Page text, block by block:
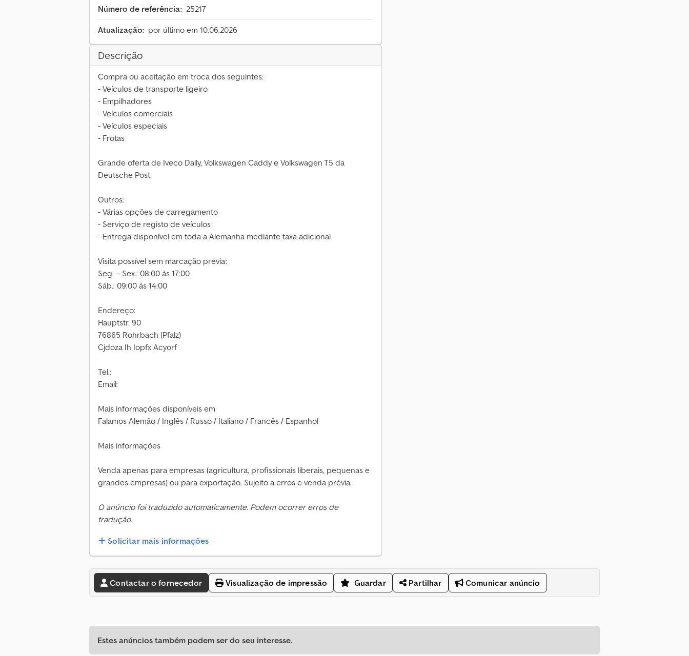
Número de referência: 25217
Atualização: por último em 10.06.2026
Descrição
Compra ou aceitação em troca dos seguintes:
- Veículos de transporte ligeiro
- Empilhadores
- Veículos comerciais
- Veículos especiais
- Frotas
Grande oferta de Iveco Daily, Volkswagen Caddy e Volkswagen T5 da
Deutsche Post.
Outros:
- Várias opções de carregamento
- Serviço de registo de veículos
- Entrega disponível em toda a Alemanha mediante taxa adicional
Visita possível sem marcação prévia:
Seg. – Sex.: 08:00 às 17:00
Sáb.: 09:00 às 14:00
Endereço:
Hauptstr. 90
76865 Rohrbach (Pfalz)
Cjdoza Ih Iopfx Acyorf
Tel.:
Email:
Mais informações disponíveis em
Falamos Alemão / Inglês / Russo / Italiano / Francês / Espanhol
Mais informações
Venda apenas para empresas (agricultura, profissionais liberais, pequenas e
grandes empresas) ou para exportação. Sujeito a erros e venda prévia.
O anúncio foi traduzido automaticamente. Podem ocorrer erros de
tradução.
Solicitar mais informações
Contactar o fornecedor Visualização de impressão Guardar Partilhar Comunicar anúncio
Estes anúncios também podem ser do seu interesse.